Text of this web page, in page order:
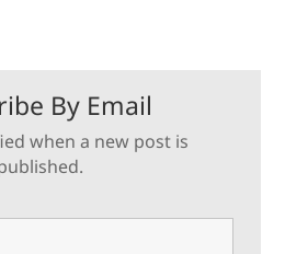
By Email
when a new post is